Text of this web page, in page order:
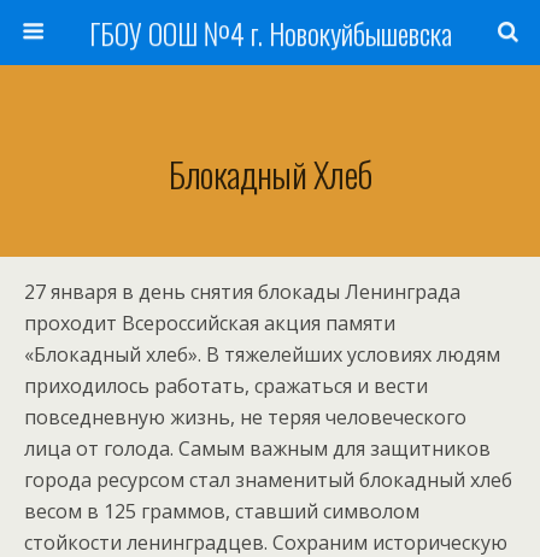
ГБОУ ООШ №4 г. Новокуйбышевска
Блокадный Хлеб
27 января в день снятия блокады Ленинграда
проходит Всероссийская акция памяти
«Блокадный хлеб». В тяжелейших условиях людям
приходилось работать, сражаться и вести
повседневную жизнь, не теряя человеческого
лица от голода. Самым важным для защитников
города ресурсом стал знаменитый блокадный хлеб
весом в 125 граммов, ставший символом
стойкости ленинградцев. Сохраним историческую